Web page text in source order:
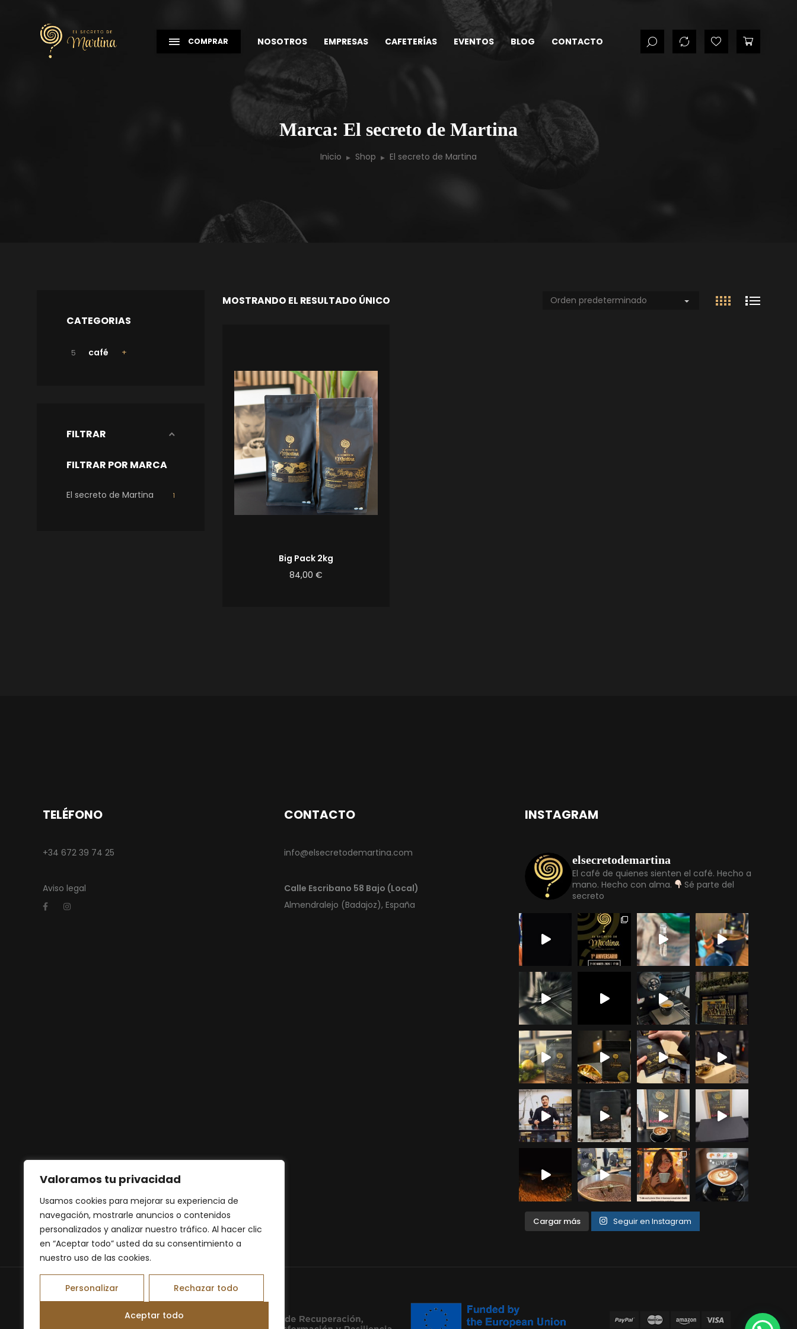
Valoramos tu privacidad
Usamos cookies para mejorar su experiencia de
navegación, mostrarle anuncios o contenidos
personalizados y analizar nuestro tráfico. Al hacer clic
en “Aceptar todo” usted da su consentimiento a
nuestro uso de las cookies.
Personalizar Rechazar todo
Aceptar todo
COMPRAR NOSOTROS EMPRESAS CAFETERÍAS EVENTOS BLOG CONTACTO
Marca: El secreto de Martina
Inicio Shop El secreto de Martina
CATEGORIAS
5 café
FILTRAR
FILTRAR POR MARCA
El secreto de Martina 1
MOSTRANDO EL RESULTADO ÚNICO
Big Pack 2kg
84,00 €
TELÉFONO
+34 672 39 74 25
Aviso legal
CONTACTO
info@elsecretodemartina.com
Calle Escribano 58 Bajo (Local)
Almendralejo (Badajoz), España
INSTAGRAM
elsecretodemartina
El café de quienes sienten el café. Hecho a
mano. Hecho con alma.
Sé parte del
secreto
Cargar más Seguir en Instagram
Desarrollado por My medical diet